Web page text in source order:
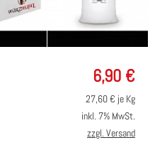
6,90 €
27,60€ je Kg
inkl. 7% MwSt.
zzgl. Versand